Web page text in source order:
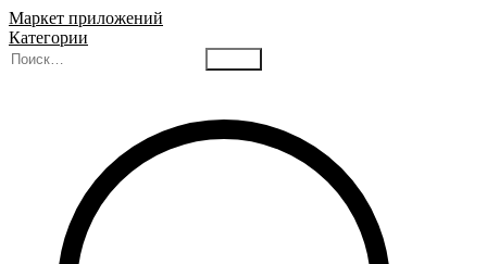
Маркет приложений
Категории